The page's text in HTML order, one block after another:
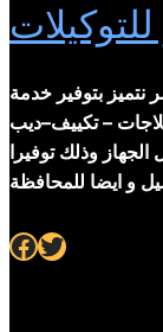
نتميز بتوفير خدمة
– تكييف–ديب
وذلك توفيرا
و ايضا للمحافظة
Facebook Twitter